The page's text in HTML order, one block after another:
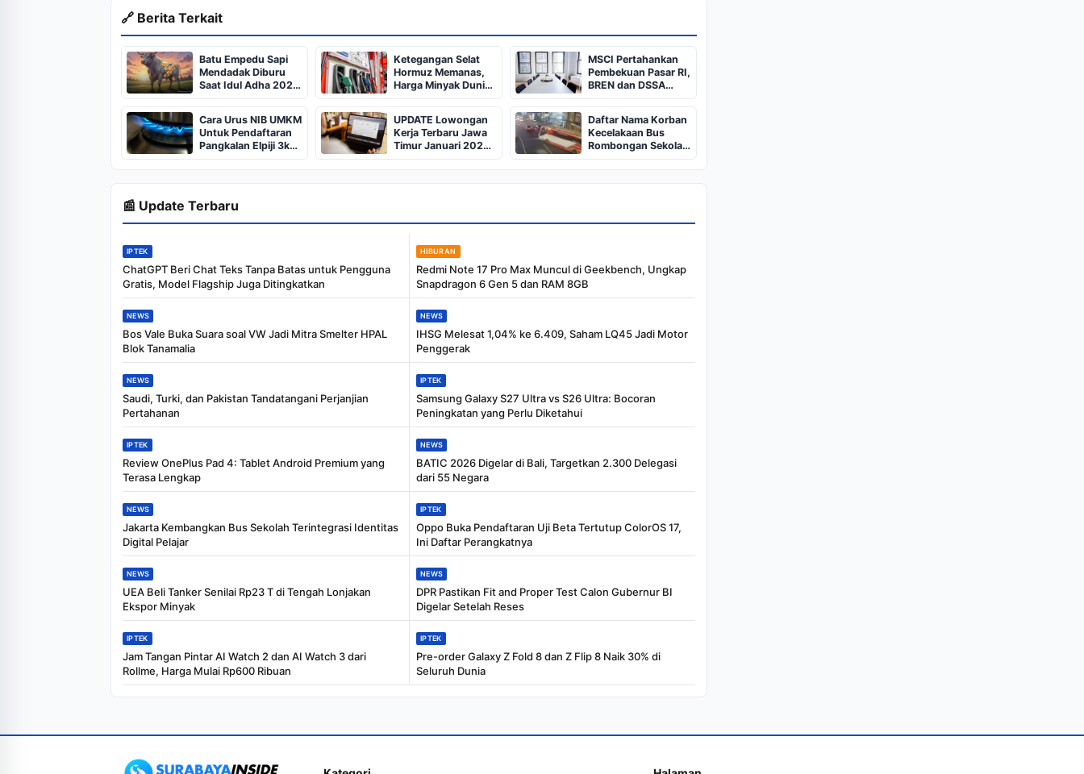
🔗 Berita Terkait
Batu Empedu Sapi
Mendadak Diburu
Saat Idul Adha 2026,
Dari Isi Perut Jadi
Komoditas Puluhan
Juta
Ketegangan Selat
Hormuz Memanas,
Harga Minyak Dunia
Dekati US$ 108
MSCI Pertahankan
Pembekuan Pasar RI,
BREN dan DSSA
Terancam Keluar dari
Indeks
Cara Urus NIB UMKM
Untuk Pendaftaran
Pangkalan Elpiji 3kg,
Kebijakan Baru
Penjualan LPG 3
Kilogram
UPDATE Lowongan
Kerja Terbaru Jawa
Timur Januari 2025,
Siapkan CV dan
Persyaratan
Daftar Nama Korban
Kecelakaan Bus
Rombongan Sekolah
dari Bali di Kota Batu:
Salah Satunya Ada
Balita
📰 Update Terbaru
IPTEK
ChatGPT Beri Chat Teks Tanpa Batas untuk Pengguna
Gratis, Model Flagship Juga Ditingkatkan
HIBURAN
Redmi Note 17 Pro Max Muncul di Geekbench, Ungkap
Snapdragon 6 Gen 5 dan RAM 8GB
NEWS
Bos Vale Buka Suara soal VW Jadi Mitra Smelter HPAL
Blok Tanamalia
NEWS
IHSG Melesat 1,04% ke 6.409, Saham LQ45 Jadi Motor
Penggerak
NEWS
Saudi, Turki, dan Pakistan Tandatangani Perjanjian
Pertahanan
IPTEK
Samsung Galaxy S27 Ultra vs S26 Ultra: Bocoran
Peningkatan yang Perlu Diketahui
IPTEK
Review OnePlus Pad 4: Tablet Android Premium yang
Terasa Lengkap
NEWS
BATIC 2026 Digelar di Bali, Targetkan 2.300 Delegasi
dari 55 Negara
NEWS
Jakarta Kembangkan Bus Sekolah Terintegrasi Identitas
Digital Pelajar
IPTEK
Oppo Buka Pendaftaran Uji Beta Tertutup ColorOS 17,
Ini Daftar Perangkatnya
NEWS
UEA Beli Tanker Senilai Rp23 T di Tengah Lonjakan
Ekspor Minyak
NEWS
DPR Pastikan Fit and Proper Test Calon Gubernur BI
Digelar Setelah Reses
IPTEK
Jam Tangan Pintar AI Watch 2 dan AI Watch 3 dari
Rollme, Harga Mulai Rp600 Ribuan
IPTEK
Pre-order Galaxy Z Fold 8 dan Z Flip 8 Naik 30% di
Seluruh Dunia